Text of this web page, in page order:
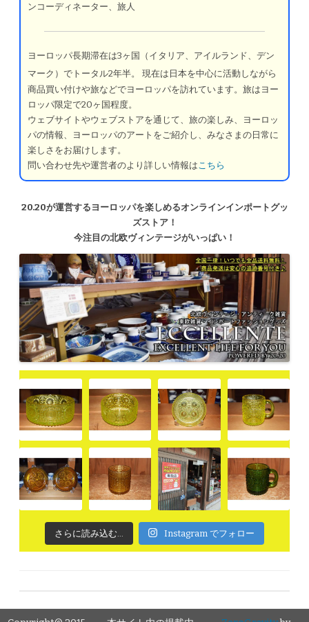
ンコーディネーター、旅人
ヨーロッパ長期滞在は3ヶ国（イタリア、アイルランド、デン
マーク）でトータル2年半。
現在は日本を中心に活動しながら
商品買い付けや旅などでヨーロッパを訪れています。旅はヨー
ロッパ限定で20ヶ国程度。
ウェブサイトやウェブストアを通じて、旅の楽しみ、ヨーロッ
パの情報、ヨーロッパのアートをご紹介し、みなさまの日常に
楽しさをお届けします。
問い合わせ先や運営者のより詳しい情報はこちら
20.20が運営するヨーロッパを楽しめるオンラインインポートグッ
ズストア！
今注目の北欧ヴィンテージがいっぱい！
さらに読み込む... Instagram でフォロー